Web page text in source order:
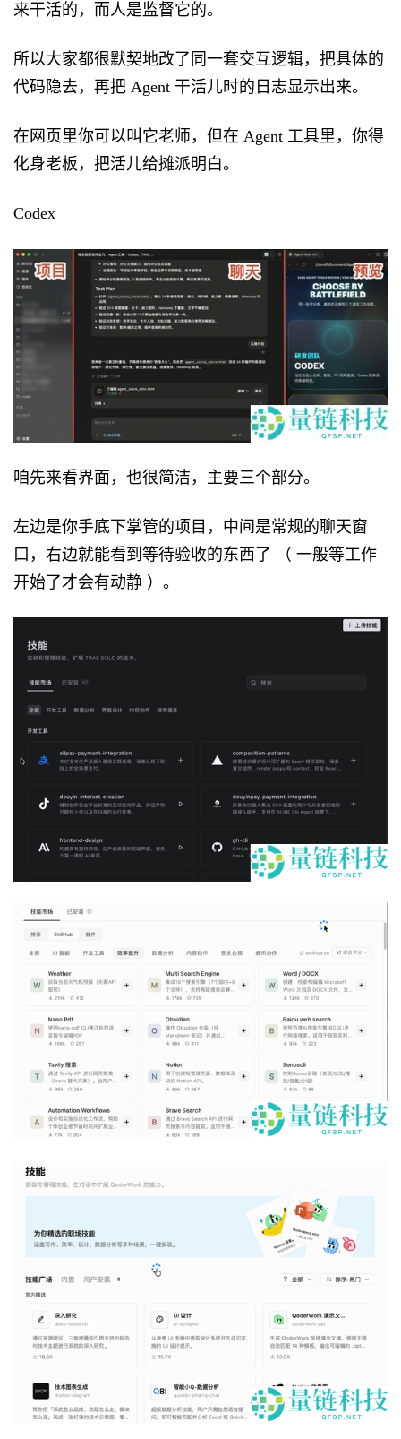
来干活的，而人是监督它的。
所以大家都很默契地改了同一套交互逻辑，把具体的
代码隐去，再把 Agent 干活儿时的日志显示出来。
在网页里你可以叫它老师，但在 Agent 工具里，你得
化身老板，把活儿给摊派明白。
Codex
咱先来看界面，也很简洁，主要三个部分。
左边是你手底下掌管的项目，中间是常规的聊天窗
口，右边就能看到等待验收的东西了 （ 一般等工作
开始了才会有动静 ）。